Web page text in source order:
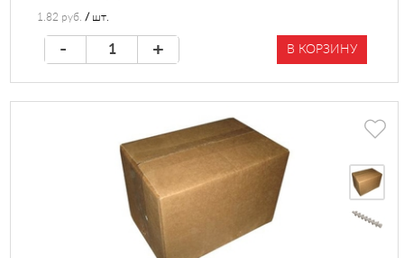
1.82 руб. / шт.
- + В КОРЗИНУ